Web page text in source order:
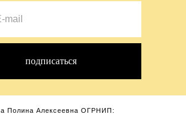
подписаться
Полина Алексеевна ОГРНИП: